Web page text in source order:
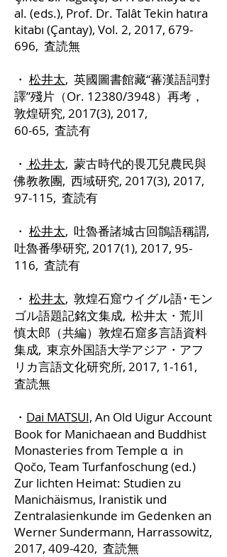
al. (eds.), Prof. Dr. Talât Tekin hatıra
kitabı (Çantay), Vol. 2, 2017, 679-
696, 査読無
・ 松井太, 英國圖書館藏“蕃漢語詞對
譯”殘片（Or. 12380/3948）再考，
敦煌研究, 2017(3), 2017,
60-65, 査読有
・ 松井太, 蒙古時代的畏兀兒農民與
佛教教團, 西域研究, 2017(3), 2017,
97-115, 査読有
・ 松井太, 吐魯番諸城古回鶻語稱謂,
吐魯番學研究, 2017(1), 2017, 95-
116, 査読有
・ 松井太, 敦煌石窟ウイグル語･モン
ゴル語題記銘文集成, 松井太・荒川
慎太郎（共編）敦煌石窟多言語資料
集成, 東京外国語大学アジア・アフ
リカ言語文化研究所, 2017, 1-161,
査読無
・ Dai MATSUI, An Old Uigur Account
Book for Manichaean and Buddhist
Monasteries from Temple α in
Qočo, Team Turfanfoschung (ed.)
Zur lichten Heimat: Studien zu
Manichäismus, Iranistik und
Zentralasienkunde im Gedenken an
Werner Sundermann, Harrassowitz,
2017, 409-420, 査読無